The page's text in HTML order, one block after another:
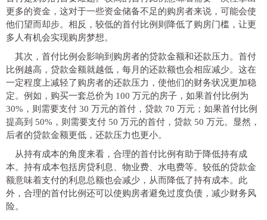
更多的资金，这对于一些资金储备不足的购房者来说，可能会使
他们望而却步。相反，较低的首付比例则降低了购房门槛，让更
多人有机会实现购房梦想。
其次，首付比例会影响到购房者的贷款金额和还款压力。首付
比例越高，贷款金额就越低，每月的还款额也会相应减少。这在
一定程度上减轻了购房者的还款压力，使他们的财务状况更加稳
定。例如，购买一套总价为 100 万元的房子，如果首付比例为
30%，则需要支付 30 万元的首付，贷款 70 万元；如果首付比例
提高到 50%，则需要支付 50 万元的首付，贷款 50 万元。显然，
后者的贷款金额更低，还款压力也更小。
从持有成本的角度来看，合理的首付比例有助于降低持有成
本。持有成本包括房贷利息、物业费、水电费等。较低的贷款金
额意味着支付的利息总额也会减少，从而降低了持有成本。此
外，合理的首付比例还可以使购房者避免过度负债，减少财务风
险。